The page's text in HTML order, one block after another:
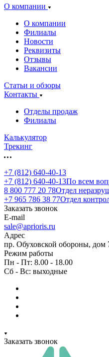
О компании
О компании
Филиалы
Новости
Реквизиты
Отзывы
Вакансии
Статьи и обзоры
Контакты
Отделы продаж
Филиалы
Калькулятор
Трекинг
+7 (812) 640-40-13
+7 (812) 640-40-13По всем
8 800 777 20 78Отдел
+7 965 786 38 77Отдел
Заказать звонок
E-mail
sale@aprioris.ru
Адрес
пр. Обуховской обороны, дом
Режим работы
Пн - Пт: 8.00 - 18.00
Сб - Вс: выходные
Заказать звонок